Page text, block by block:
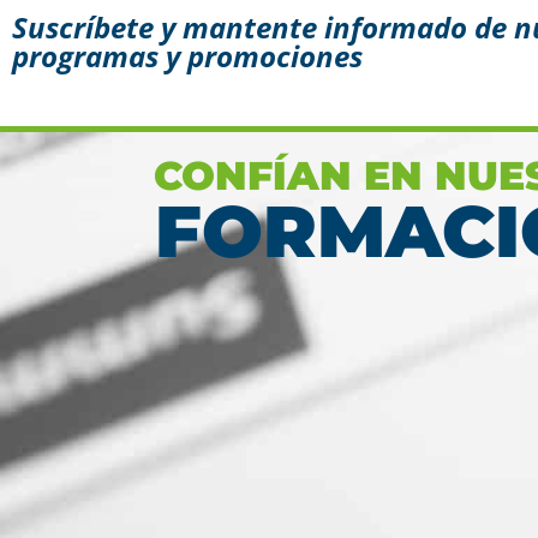
Conoce aquí las razones
Ver más
Suscríbete y mantente informado de
programas y promociones
CONFÍAN EN